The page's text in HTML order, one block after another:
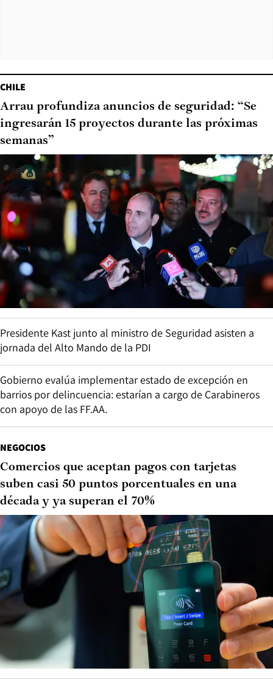
CHILE
Arrau profundiza anuncios de seguridad: “Se
ingresarán 15 proyectos durante las próximas
semanas”
Presidente Kast junto al ministro de Seguridad asisten a
jornada del Alto Mando de la PDI
Gobierno evalúa implementar estado de excepción en
barrios por delincuencia: estarían a cargo de Carabineros
con apoyo de las FF.AA.
NEGOCIOS
Comercios que aceptan pagos con tarjetas
suben casi 50 puntos porcentuales en una
década y ya superan el 70%